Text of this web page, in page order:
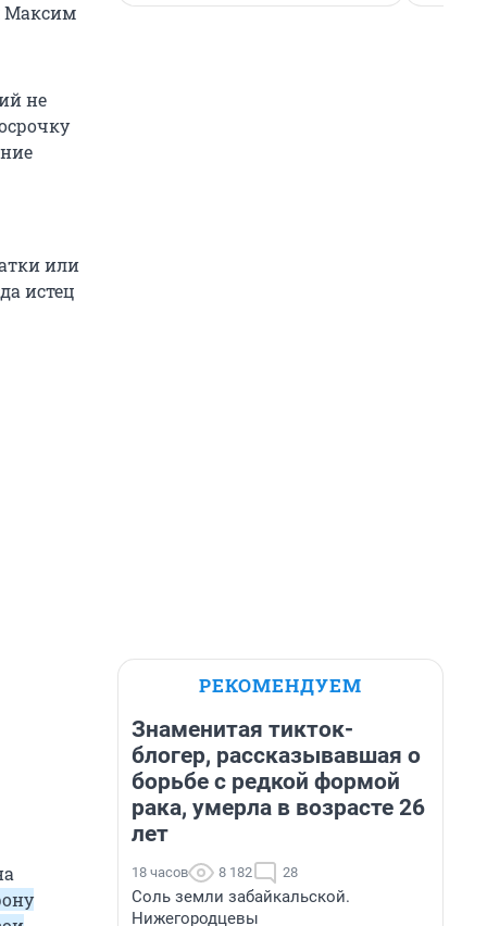
Максим
не
или
истец
РЕКОМЕНДУЕМ
Знаменитая тикток-
блогер, рассказывавшая о
борьбе с редкой формой
рака, умерла в возрасте 26
лет
18 часов 8 182 28
Соль земли забайкальской.
Нижегородцевы